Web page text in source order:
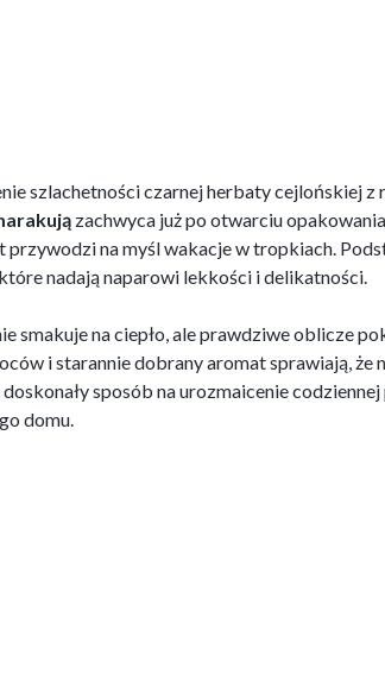
szlachetności czarnej herbaty cejlońskiej z
zachwyca już po otwarciu
na myśl wakacje w tropkiach.
nadają naparowi lekkości i delikatności.
smakuje na ciepło, ale prawdziwe oblicze
i starannie dobrany aromat sprawiają, że
sposób na urozmaicenie
domu.